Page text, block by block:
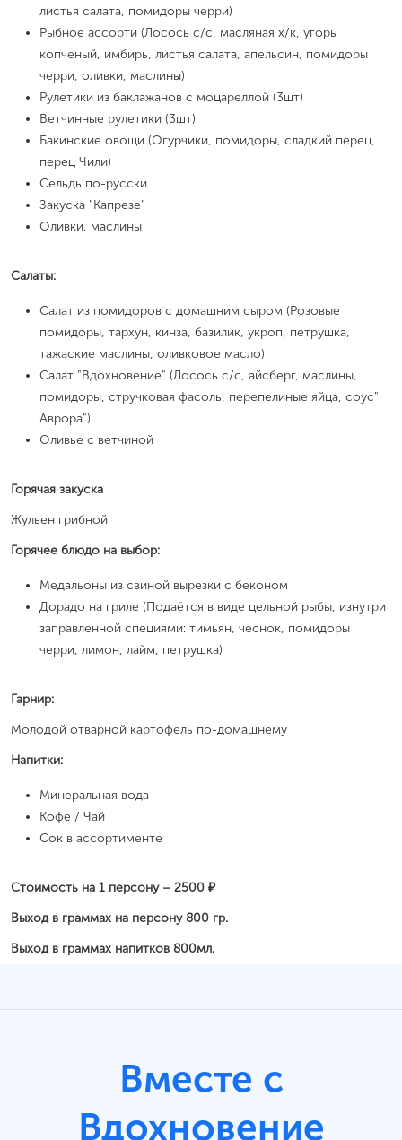
листья салата, помидоры черри)
Рыбное ассорти (Лосось с/с, масляная х/к, угорь
копченый, имбирь, листья салата, апельсин, помидоры
черри, оливки, маслины)
Рулетики из баклажанов с моцареллой (3шт)
Ветчинные рулетики (3шт)
Бакинские овощи (Огурчики, помидоры, сладкий перец,
перец Чили)
Сельдь по-русски
Закуска "Капрезе"
Оливки, маслины
Салаты:
Салат из помидоров с домашним сыром (Розовые
помидоры, тархун, кинза, базилик, укроп, петрушка,
тажаские маслины, оливковое масло)
Салат "Вдохновение" (Лосось с/с, айсберг, маслины,
помидоры, стручковая фасоль, перепелиные яйца, соус"
Аврора")
Оливье с ветчиной
Горячая закуска
Жульен грибной
Горячее блюдо на выбор:
Медальоны из свиной вырезки с беконом
Дорадо на гриле (Подаётся в виде цельной рыбы, изнутри
заправленной специями: тимьян, чеснок, помидоры
черри, лимон, лайм, петрушка)
Гарнир:
Молодой отварной картофель по-домашнему
Напитки:
Минеральная вода
Кофе / Чай
Сок в ассортименте
Стоимость на 1 персону – 2500 ₽
Выход в граммах на персону 800 гр.
Выход в граммах напитков 800мл.
Вместе с
Вдохновение